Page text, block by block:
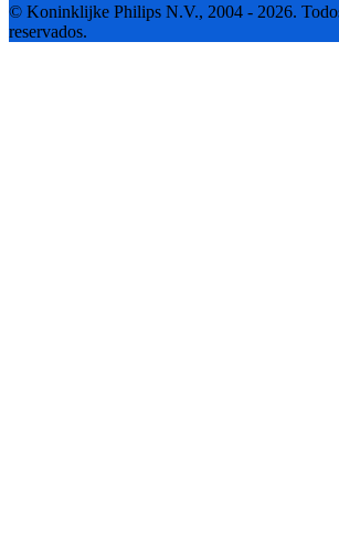
© Koninklijke Philips N.V., 2004 - 2026.
reservados.